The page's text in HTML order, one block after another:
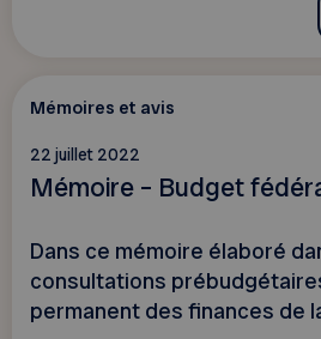
Mémoires et avis
22 juillet 2022
Mémoire – Budget
Dans ce mémoire élaboré
consultations
permanent des finances de